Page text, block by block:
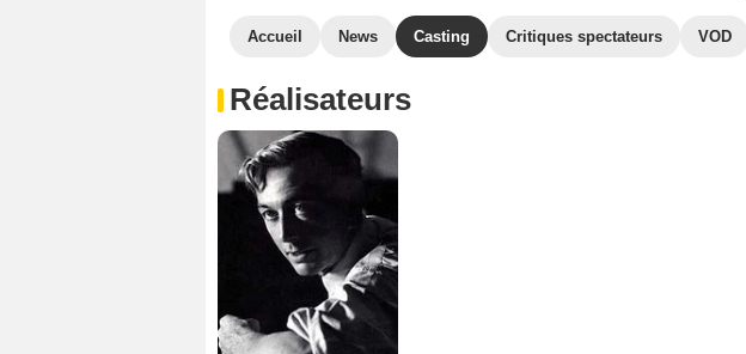
Accueil News Casting Critiques spectateurs VOD
Réalisateurs